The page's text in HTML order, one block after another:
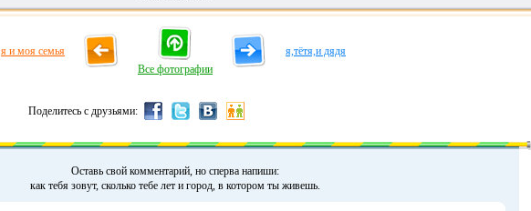
я и моя семья
Все фотографии
я,тётя,и дядя
Поделитесь с друзьями:
Оставь свой комментарий, но сперва напиши:
как тебя зовут, сколько тебе лет и город, в котором ты живешь.